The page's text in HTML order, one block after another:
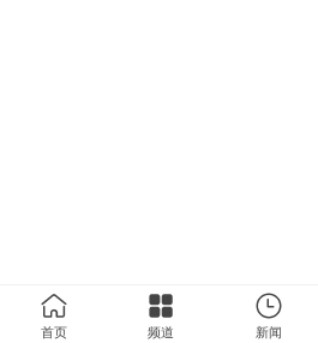
首页 频道 新闻